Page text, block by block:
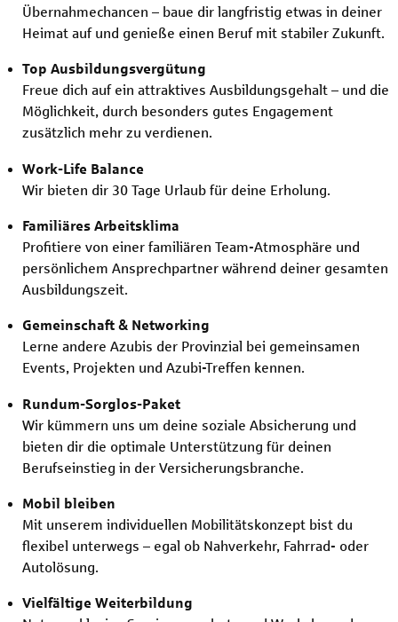
Übernahmechancen – baue dir langfristig etwas in deiner
Heimat auf und genieße einen Beruf mit stabiler Zukunft.
Top Ausbildungsvergütung
Freue dich auf ein attraktives Ausbildungsgehalt – und die
Möglichkeit, durch besonders gutes Engagement
zusätzlich mehr zu verdienen.
Work-Life Balance
Wir bieten dir 30 Tage Urlaub für deine Erholung.
Familiäres Arbeitsklima
Profitiere von einer familiären Team-Atmosphäre und
persönlichem Ansprechpartner während deiner gesamten
Ausbildungszeit.
Gemeinschaft & Networking
Lerne andere Azubis der Provinzial bei gemeinsamen
Events, Projekten und Azubi-Treffen kennen.
Rundum-Sorglos-Paket
Wir kümmern uns um deine soziale Absicherung und
bieten dir die optimale Unterstützung für deinen
Berufseinstieg in der Versicherungsbranche.
Mobil bleiben
Mit unserem individuellen Mobilitätskonzept bist du
flexibel unterwegs – egal ob Nahverkehr, Fahrrad- oder
Autolösung.
Vielfältige Weiterbildung